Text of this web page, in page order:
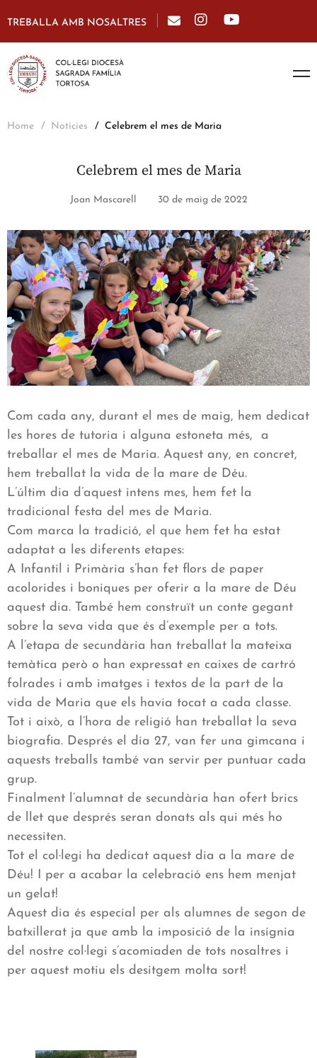
TREBALLA AMB NOSALTRES
Home Notícies Celebrem el mes de Maria
Celebrem el mes de Maria
Joan Mascarell 30 de maig de 2022
Com cada any, durant el mes de maig, hem dedicat
les hores de tutoria i alguna estoneta més, a
treballar el mes de Maria. Aquest any, en concret,
hem treballat la vida de la mare de Déu.
L’últim dia d’aquest intens mes, hem fet la
tradicional festa del mes de Maria.
Com marca la tradició, el que hem fet ha estat
adaptat a les diferents etapes:
A Infantil i Primària s’han fet flors de paper
acolorides i boniques per oferir a la mare de Déu
aquest dia. També hem construït un conte gegant
sobre la seva vida que és d’exemple per a tots.
A l’etapa de secundària han treballat la mateixa
temàtica però o han expressat en caixes de cartró
folrades i amb imatges i textos de la part de la
vida de Maria que els havia tocat a cada classe.
Tot i això, a l’hora de religió han treballat la seva
biografia. Després el dia 27, van fer una gimcana i
aquests treballs també van servir per puntuar cada
grup.
Finalment l’alumnat de secundària han ofert brics
de llet que després seran donats als qui més ho
necessiten.
Tot el col·legi ha dedicat aquest dia a la mare de
Déu! I per a acabar la celebració ens hem menjat
un gelat!
Aquest dia és especial per als alumnes de segon de
batxillerat ja que amb la imposició de la insígnia
del nostre col·legi s’acomiaden de tots nosaltres i
per aquest motiu els desitgem molta sort!